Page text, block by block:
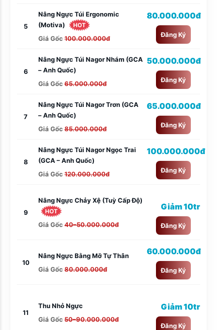
5
Nâng Ngực Túi Ergonomic
(Motiva)
HOT
Giá Gốc 100.000.000đ
80.000.000đ
Đăng Ký
6
Nâng Ngực Túi Nagor Nhám (GCA
– Anh Quốc)
Giá Gốc 65.000.000đ
50.000.000đ
Đăng Ký
7
Nâng Ngực Túi Nagor Trơn (GCA
– Anh Quốc)
Giá Gốc 85.000.000đ
65.000.000đ
Đăng Ký
8
Nâng Ngực Túi Nagor Ngọc Trai
(GCA – Anh Quốc)
Giá Gốc 120.000.000đ
100.000.000đ
Đăng Ký
9
Nâng Ngực Chảy Xệ (tuỳ Cấp Độ)
HOT
Giá Gốc 40–50.000.000đ
Giảm 10tr
Đăng Ký
10
Nâng Ngực Bằng Mỡ Tự Thân
Giá Gốc 80.000.000đ
60.000.000đ
Đăng Ký
11
Thu Nhỏ Ngực
Giá Gốc 50–90.000.000đ
Giảm 10tr
Đăng Ký